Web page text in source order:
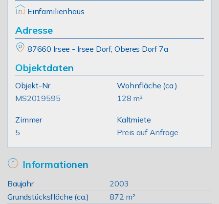
Einfamilienhaus
Adresse
87660 Irsee - Irsee Dorf, Oberes Dorf 7a
Objektdaten
Objekt-Nr.
MS2019595
Wohnfläche (ca.)
128 m²
Zimmer
5
Kaltmiete
Preis auf Anfrage
Informationen
Baujahr
2003
Grundstücksfläche (ca.)
872 m²